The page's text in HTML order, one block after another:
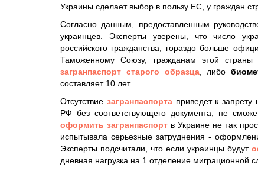
Украины сделает выбор в пользу ЕС, у граждан
Согласно данным, предоставленным
украинцев. Эксперты уверены, что число
российского гражданства, гораздо больше
Таможенному Союзу, гражданам этой
загранпаспорт старого образца, либо
составляет 10 лет.
Отсутствие загранпаспортаприведет к запрету
РФ без соответствующего документа, не
оформить загранпаспортв Украине не так
испытывала серьезные затруднения -
Эксперты подсчитали, что если украинцы будут
дневная нагрузка на 1 отделение миграционной